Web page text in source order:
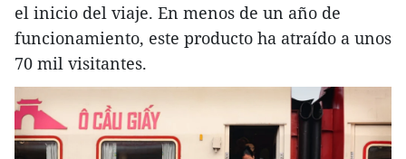
el inicio del viaje. En menos de un año de
funcionamiento, este producto ha atraído a unos
70 mil visitantes.